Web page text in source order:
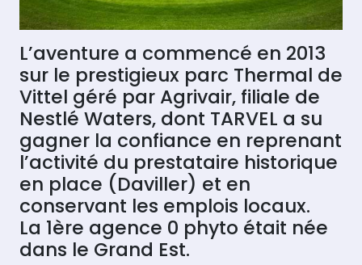
L’aventure a commencé en 2013
sur le prestigieux parc Thermal de
Vittel géré par Agrivair, filiale de
Nestlé Waters, dont TARVEL a su
gagner la confiance en reprenant
l’activité du prestataire historique
en place (Daviller) et en
conservant les emplois locaux.
La 1ère agence 0 phyto était née
dans le Grand Est.